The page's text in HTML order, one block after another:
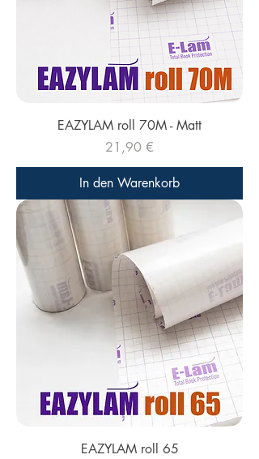
EAZYLAM roll 70M - Matt
Preis
21,90 €
In den Warenkorb
EAZYLAM roll 65